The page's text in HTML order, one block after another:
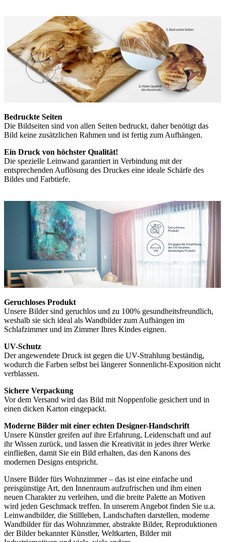
Bedruckte Seiten
Die Bildseiten sind von allen Seiten bedruckt, daher benötigt das
Bild keine zusätzlichen Rahmen und ist fertig zum Aufhängen.
Ein Druck von höchster Qualität!
Die spezielle Leinwand garantiert in Verbindung mit der
entsprechenden Auflösung des Druckes eine ideale Schärfe des
Bildes und Farbtiefe.
Geruchloses Produkt
Unsere Bilder sind geruchlos und zu 100% gesundheitsfreundlich,
weshalb sie sich ideal als Wandbilder zum Aufhängen im
Schlafzimmer und im Zimmer Ihres Kindes eignen.
UV-Schutz
Der angewendete Druck ist gegen die UV-Strahlung beständig,
wodurch die Farben selbst bei längerer Sonnenlicht-Exposition nicht
verblassen.
Sichere Verpackung
Vor dem Versand wird das Bild mit Noppenfolie gesichert und in
einen dicken Karton eingepackt.
Moderne Bilder mit einer echten Designer-Handschrift
Unsere Künstler greifen auf ihre Erfahrung, Leidenschaft und auf
ihr Wissen zurück, und lassen die Kreativität in jedes ihrer Werke
einfließen, damit Sie ein Bild erhalten, das den Kanons des
modernen Designs entspricht.
Unsere Bilder fürs Wohnzimmer – das ist eine einfache und
preisgünstige Art, den Innenraum aufzufrischen und ihm einen
neuen Charakter zu verleihen, und die breite Palette an Motiven
wird jeden Geschmack treffen. In unserem Angebot finden Sie u.a.
Leinwandbilder, die Stillleben, Landschaften darstellen, moderne
Wandbilder für das Wohnzimmer, abstrakte Bilder, Reproduktionen
der Bilder bekannter Künstler, Weltkarten, Bilder mit